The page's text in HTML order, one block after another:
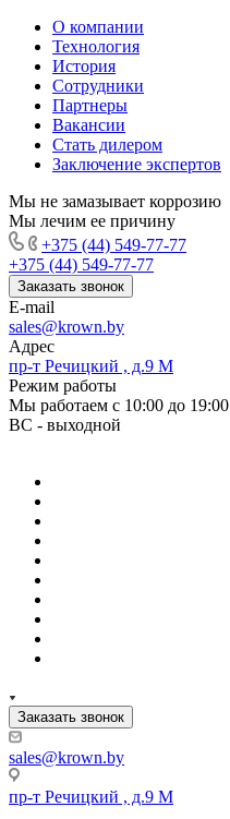
О компании
Технология
История
Сотрудники
Партнеры
Вакансии
Стать дилером
Заключение экспертов
Мы не замазывает коррозию
Мы лечим ее причину
+375 (44) 549-77-77
+375 (44) 549-77-77
Заказать звонок
E-mail
sales@krown.by
Адрес
пр-т Речицкий , д.9 М
Режим работы
Мы работаем с 10:00 до 19:00
ВС - выходной
Заказать звонок
sales@krown.by
пр-т Речицкий , д.9 М